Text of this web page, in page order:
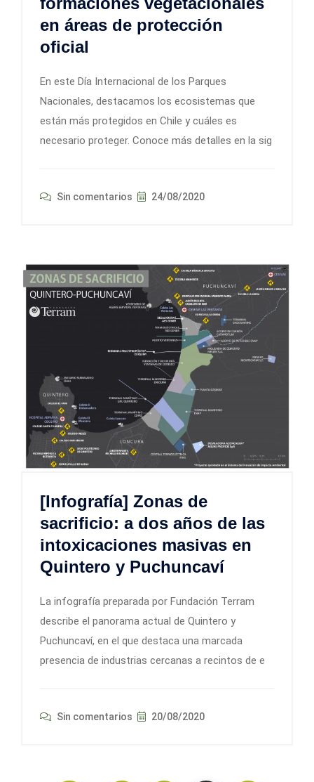
en áreas de protección
oficial
En este Día Internacional de los Parques
Nacionales, destacamos los ecosistemas que
están más protegidos en Chile y cuáles es
necesario proteger. Conoce más detalles en la sig
Sin comentarios 24/08/2020
[Infografía] Zonas de
sacrificio: a dos años de las
intoxicaciones masivas en
Quintero y Puchuncaví
La infografía preparada por Fundación Terram
describe el panorama actual de Quintero y
Puchuncaví, en el que destaca una marcada
presencia de industrias cercanas a recintos de e
Sin comentarios 20/08/2020